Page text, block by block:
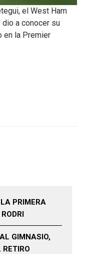
el West Ham
dio a conocer su
en la Premier
PRIMERA
GIMNASIO,
RETIRO